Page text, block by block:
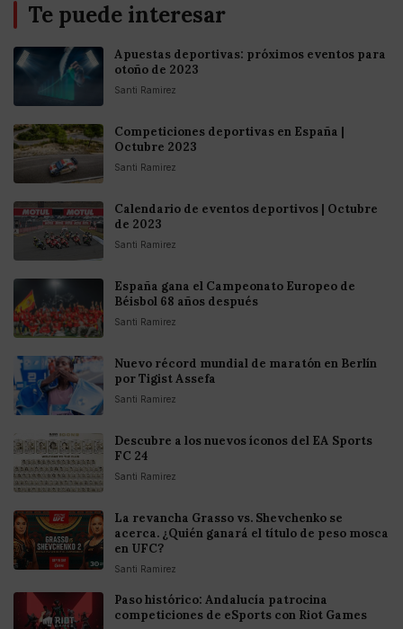
Te puede interesar
Apuestas deportivas: próximos eventos para
otoño de 2023
Santi Ramirez
Competiciones deportivas en España |
Octubre 2023
Santi Ramirez
Calendario de eventos deportivos | Octubre
de 2023
Santi Ramirez
España gana el Campeonato Europeo de
Béisbol 68 años después
Santi Ramirez
Nuevo récord mundial de maratón en Berlín
por Tigist Assefa
Santi Ramirez
Descubre a los nuevos íconos del EA Sports
FC 24
Santi Ramirez
La revancha Grasso vs. Shevchenko se
acerca. ¿Quién ganará el título de peso mosca
en UFC?
Santi Ramirez
Paso histórico: Andalucía patrocina
competiciones de eSports con Riot Games